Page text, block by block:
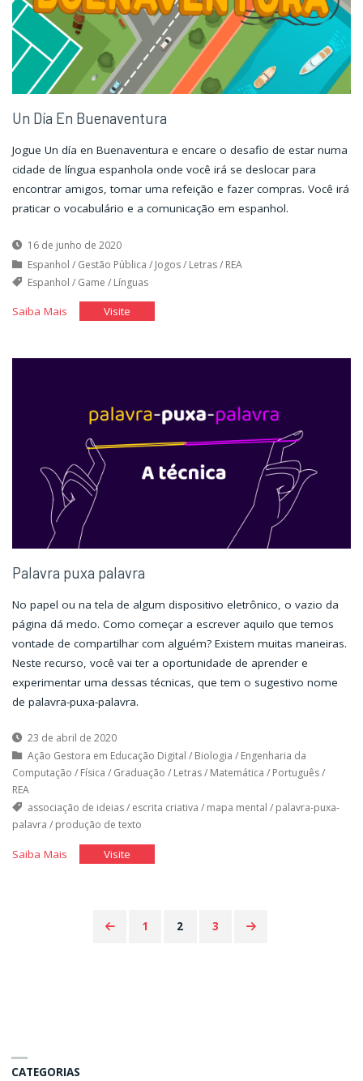
Un Día En Buenaventura
Jogue Un día en Buenaventura e encare o desafio de estar numa
cidade de língua espanhola onde você irá se deslocar para
encontrar amigos, tomar uma refeição e fazer compras. Você irá
praticar o vocabulário e a comunicação em espanhol.
16 de junho de 2020
Espanhol / Gestão Pública / Jogos/ Letras/ REA
Espanhol / Game / Línguas
Saiba Mais"Un
Visite"Un
Palavra puxa palavra
No papel ou na tela de algum dispositivo eletrônico, o vazio da
página dá medo. Como começar a escrever aquilo que temos
vontade de compartilhar com alguém? Existem muitas maneiras.
Neste recurso, você vai ter a oportunidade de aprender e
experimentar uma dessas técnicas, que tem o sugestivo nome
de palavra-puxa-palavra.
23 de abril de 2020
Ação Gestora em Educação Digital / Biologia / Engenharia da
Computação / Física / Graduação / Letras/ Matemática / Português/
REA
associação de ideias/ escrita criativa / mapa mental / palavra-puxa-
palavra / produção de texto
Saiba Mais"PalavraVisite"Palavra
1 2 3
CATEGORIAS